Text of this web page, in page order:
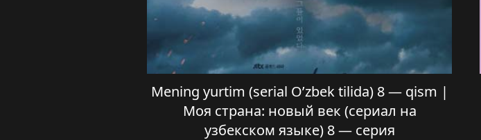
Mening yurtim (serial O’zbek tilida) 8 — qism |
Моя страна: новый век (сериал на
узбекском языке) 8 — серия